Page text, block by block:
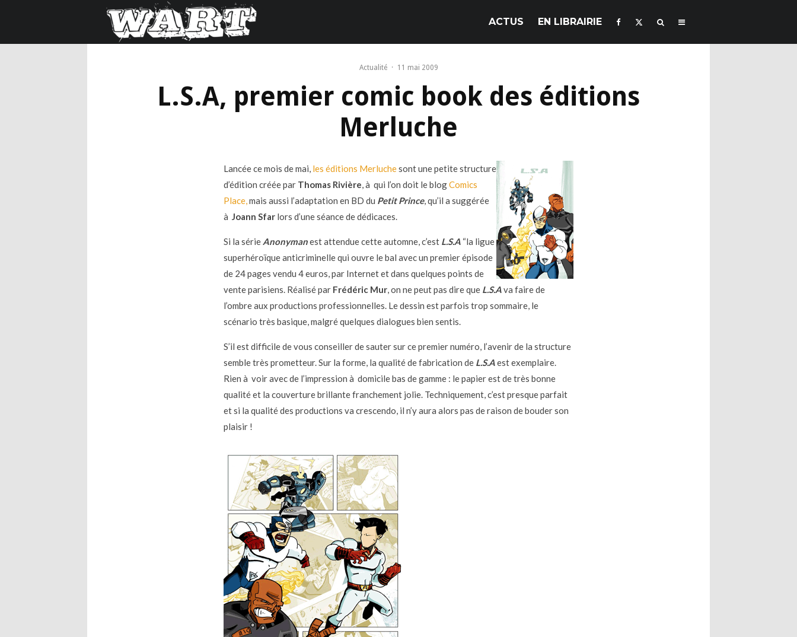
ACTUS EN LIBRAIRIE
Actualité · 11 mai 2009
L.S.A, premier comic book des éditions
Merluche
Lancée ce mois de mai, les éditions Merluchesont une petite structure
d’édition créée par Thomas Rivière, à qui l’on doit le blogComics
Place,mais aussi l’adaptation en BD du Petit Prince, qu’il a suggérée
à Joann Sfar lors d’une séance de dédicaces.
Si la série Anonymanest attendue cette automne, c’est L.S.A “la ligue
superhéroïque anticriminelle qui ouvre le bal avec un premier épisode
de 24 pages vendu 4 euros, par Internet et dans quelques points de
vente parisiens. Réalisé par Frédéric Mur, on ne peut pas dire que L.S.Ava faire de
l’ombre aux productions professionnelles. Le dessin est parfois trop sommaire, le
scénario très basique, malgré quelques dialogues bien sentis.
S’il est difficile de vous conseiller de sauter sur ce premier numéro, l’avenir de la structure
semble très prometteur. Sur la forme, la qualité de fabrication de L.S.Aest exemplaire.
Rien à voir avec de l’impression à domicile bas de gamme : le papier est de très bonne
qualité et la couverture brillante franchement jolie. Techniquement, c’est presque parfait
et si la qualité des productions va crescendo, il n’y aura alors pas de raison de bouder son
plaisir !